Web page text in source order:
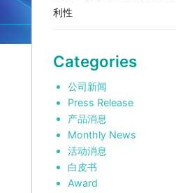
利性
Categories
公司新闻
Press Release
产品消息
Monthly News
活动消息
白皮书
Award